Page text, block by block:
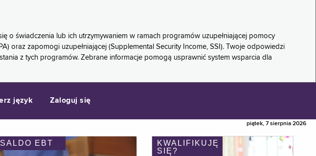
o świadczenia lub ich utrzymywaniem w ramach programów uzupełniającej pomocy
oraz zapomogi uzupełniającej (Supplemental Security Income, SSI). Twoje odpowiedzi
z tych programów. Zebrane informacje pomogą usprawnić system wsparcia dla
język Zaloguj się
piątek, 7 sierpnia 2026
SALDO EBT
KWALIFIKUJĘ
SIĘ?